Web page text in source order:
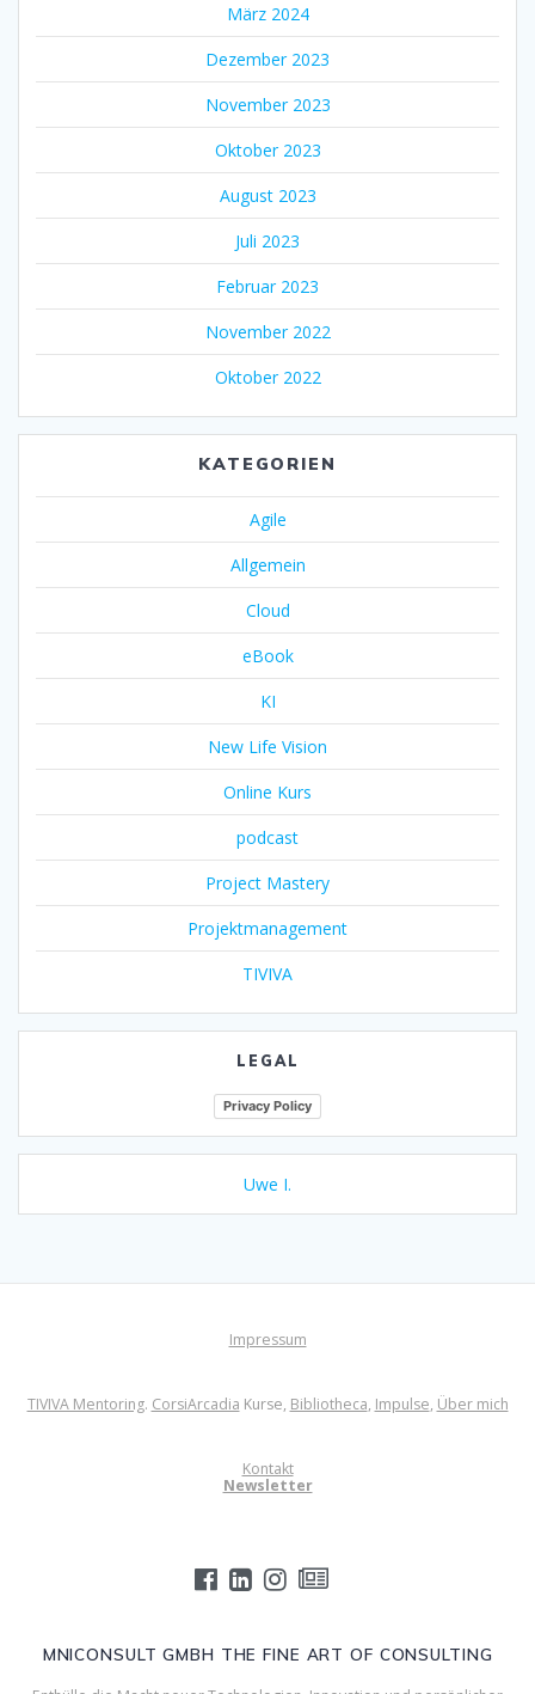
März 2024
Dezember 2023
November 2023
Oktober 2023
August 2023
Juli 2023
Februar 2023
November 2022
Oktober 2022
KATEGORIEN
Agile
Allgemein
Cloud
eBook
KI
New Life Vision
Online Kurs
podcast
Project Mastery
Projektmanagement
TIVIVA
LEGAL
Privacy Policy
Uwe I.
MNICONSULT GMBH THE FINE ART OF CONSULTING
Impressum
TIVIVA Mentoring. CorsiArcadia Kurse, Bibliotheca, Impulse, Über mich
Kontakt
Newsletter